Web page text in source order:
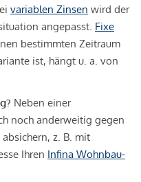
variablen Zinsen wird der
angepasst. Fixe
bestimmten Zeitraum
ist, hängt u. a. von
Neben einer
noch anderweitig gegen
z. B. mit
Ihren Infina Wohnbau-